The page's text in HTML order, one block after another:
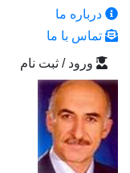
درباره ما
تماس با ما
ورود / ثبت نام